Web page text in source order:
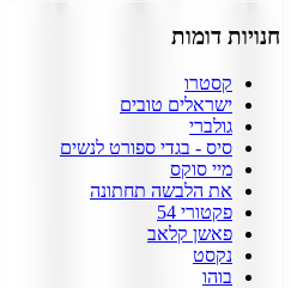
חנויות דומות
קסטרו
ישראלים טובים
גולברי
סיס - בגדי ספורט לנשים
מיי סוקס
את הלבשה תחתונה
פקטורי 54
פאשן קלאב
נקסט
בוהו